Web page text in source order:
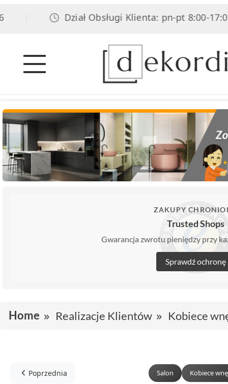
| Dział Obsługi Klienta: pn-pt 8:00-17:00,
ZAKUPY
Trusted Shops
Gwarancja zwrotu pieniędzy przy
Sprawdź ochronę
Home Realizacje Klientów Kobiece
Poprzednia Salon Kobiece